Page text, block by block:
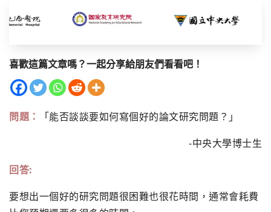
喜歡這篇文章嗎？一起分享給朋友們看看吧！
問題：
「能否談談要如何寫個好的論文研究問題？」
-中央大學博士生
回答:
要想出一個好的研究問題很困難也很花時間，通常會耗費